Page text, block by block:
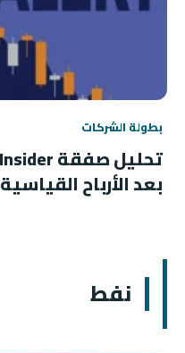
بطولة الشركات
بعد الأرباح القياسية
نفط